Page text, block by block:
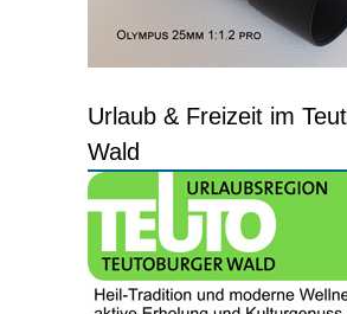
Urlaub & Freizeit im
Wald